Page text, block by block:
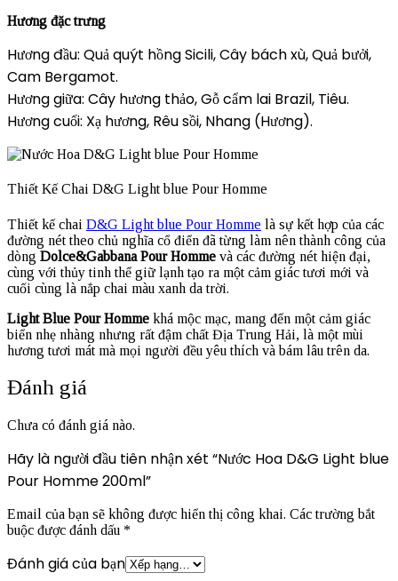
Hương đặc trưng
Hương đầu: Quả quýt hồng Sicili, Cây bách xù, Quả bưởi,
Cam Bergamot.
Hương giữa: Cây hương thảo, Gỗ cẩm lai Brazil, Tiêu.
Hương cuối: Xạ hương, Rêu sồi, Nhang (Hương).
Thiết Kế Chai D&G Light blue Pour Homme
Thiết kế chai D&G Light blue Pour Homme là sự kết hợp của các
đường nét theo chủ nghĩa cổ điển đã từng làm nên thành công của
dòng Dolce&Gabbana Pour Homme và các đường nét hiện đại,
cùng với thủy tinh thể giữ lạnh tạo ra một cảm giác tươi mới và
cuối cùng là nắp chai màu xanh da trời.
Light Blue Pour Homme khá mộc mạc, mang đến một cảm giác
biển nhẹ nhàng nhưng rất đậm chất Địa Trung Hải, là một mùi
hương tươi mát mà mọi người đều yêu thích và bám lâu trên da.
Đánh giá
Chưa có đánh giá nào.
Hãy là người đầu tiên nhận xét “Nước Hoa D&G Light blue
Pour Homme 200ml”
Email của bạn sẽ không được hiển thị công khai. Các trường bắt
buộc được đánh dấu *
Đánh giá của bạn